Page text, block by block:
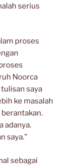
serius
proses
Noorca
saya
ke masalah
berantakan.
adanya.
saya.”
sebagai